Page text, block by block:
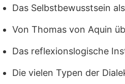
Das Selbstbewusstsein
Von Thomas von Aquin
Das reflexionslogische
Die vielen Typen der